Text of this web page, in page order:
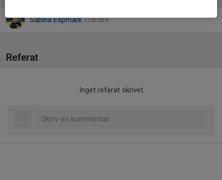
Sabina EspmarkTränare
Referat
Inget referat skrivet